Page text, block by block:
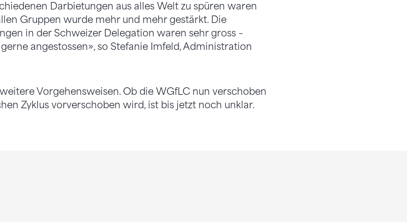
Darbietungen aus alles Welt zu spüren waren
Gruppen wurde mehr und mehr gestärkt. Die
in der Schweizer Delegation waren sehr gross –
angestossen», so Stefanie Imfeld, Administration
Vorgehensweisen. Ob die WGfLC nun verschoben
Zyklus vorverschoben wird, ist bis jetzt noch unklar.